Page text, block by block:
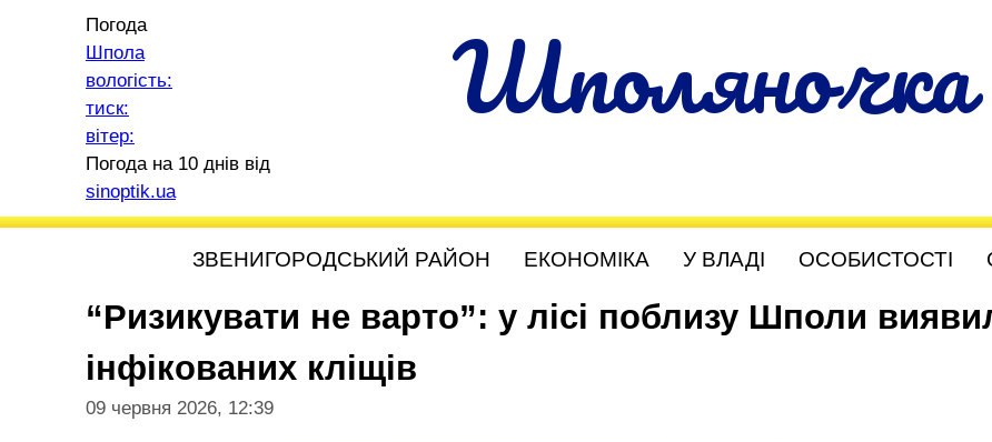
Шполяночка
Погода
Шпола
вологість:
тиск:
вітер:
Погода на 10 днів від
sinoptik.ua
ЗВЕНИГОРОДСЬКИЙ РАЙОН ЕКОНОМІКА У ВЛАДІ ОСОБИСТОСТІ
“Ризикувати не варто”: у лісі поблизу Шполи
інфікованих кліщів
09 червня 2026, 12:39